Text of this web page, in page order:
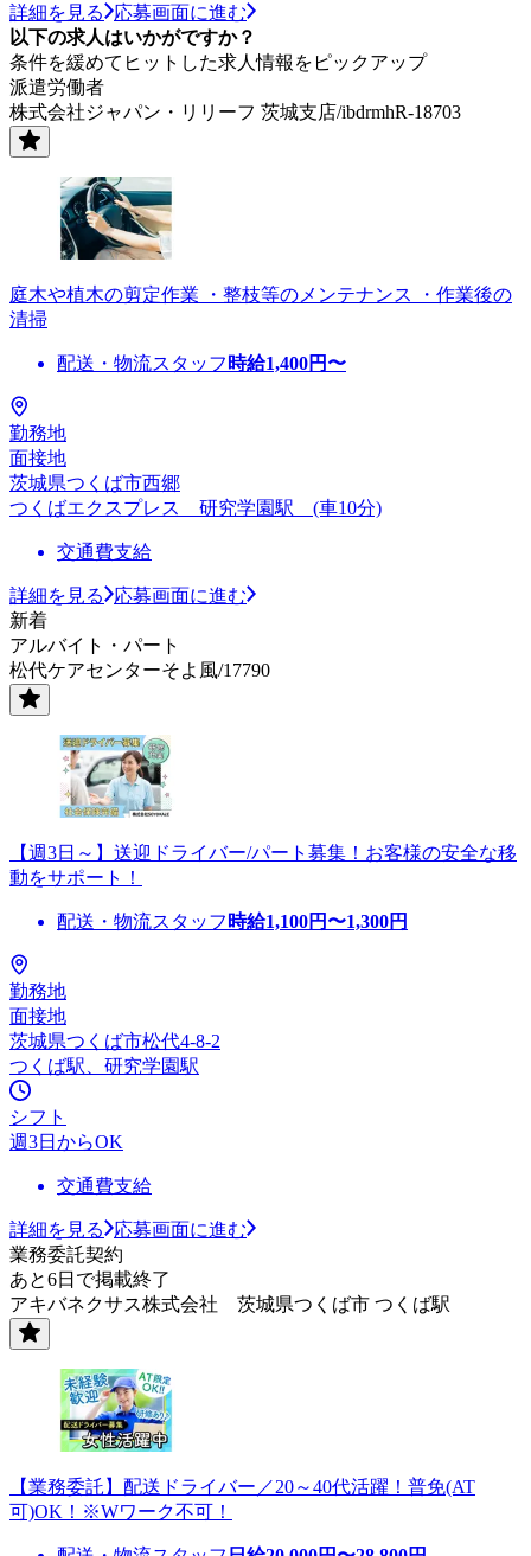
詳細を見る
応募画面に進む
以下の求人はいかがですか？
条件を緩めてヒットした求人情報をピックアップ
派遣労働者
株式会社ジャパン・リリーフ 茨城支店/ibdrmhR-18703
庭木や植木の剪定作業 ・整枝等のメンテナンス ・作業後の
清掃
配送・物流スタッフ 時給1,400円〜
勤務地
面接地
茨城県つくば市西郷
つくばエクスプレス 研究学園駅 (車10分)
交通費支給
詳細を見る
応募画面に進む
新着
アルバイト・パート
松代ケアセンターそよ風/17790
【週3日～】送迎ドライバー/パート募集！お客様の安全な移
動をサポート！
配送・物流スタッフ 時給1,100円〜1,300円
勤務地
面接地
茨城県つくば市松代4-8-2
つくば駅、研究学園駅
シフト
週3日からOK
交通費支給
詳細を見る
応募画面に進む
業務委託契約
あと6日で掲載終了
アキバネクサス株式会社 茨城県つくば市 つくば駅
【業務委託】配送ドライバー／20～40代活躍！普免(AT
可)OK！※Wワーク不可！